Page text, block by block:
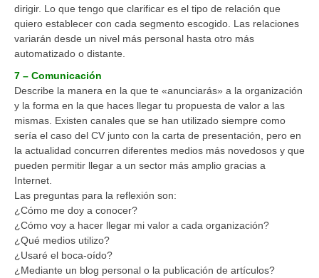
dirigir. Lo que tengo que clarificar es el tipo de relación que
quiero establecer con cada segmento escogido. Las relaciones
variarán desde un nivel más personal hasta otro más
automatizado o distante.
7 – Comunicación
Describe la manera en la que te «anunciarás» a la organización
y la forma en la que haces llegar tu propuesta de valor a las
mismas. Existen canales que se han utilizado siempre como
sería el caso del CV junto con la carta de presentación, pero en
la actualidad concurren diferentes medios más novedosos y que
pueden permitir llegar a un sector más amplio gracias a
Internet.
Las preguntas para la reflexión son:
¿Cómo me doy a conocer?
¿Cómo voy a hacer llegar mi valor a cada organización?
¿Qué medios utilizo?
¿Usaré el boca-oído?
¿Mediante un blog personal o la publicación de artículos?